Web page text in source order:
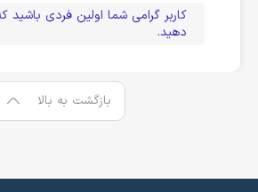
کاربر گرامی شما اولین فردی باشید
دهید.
بازگشت به بالا